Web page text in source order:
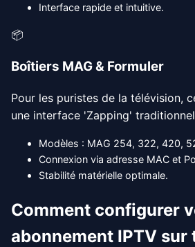
Interface rapide et intuitive.
📦
Boîtiers MAG & Formuler
Pour les puristes de la télévision,
une interface 'Zapping'
Modèles : MAG 254, 322, 420,
Connexion via adresse MAC et
Stabilité matérielle optimale.
Comment configurer
abonnement IPTV sur